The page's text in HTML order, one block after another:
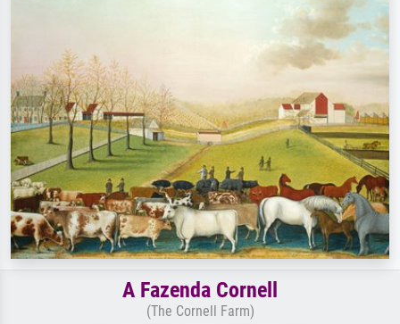
abstrato com muito vermelho, pintura
a óleo escura, nu em pé ao lado de
uma árvore.
A Fazenda Cornell
(The Cornell Farm)